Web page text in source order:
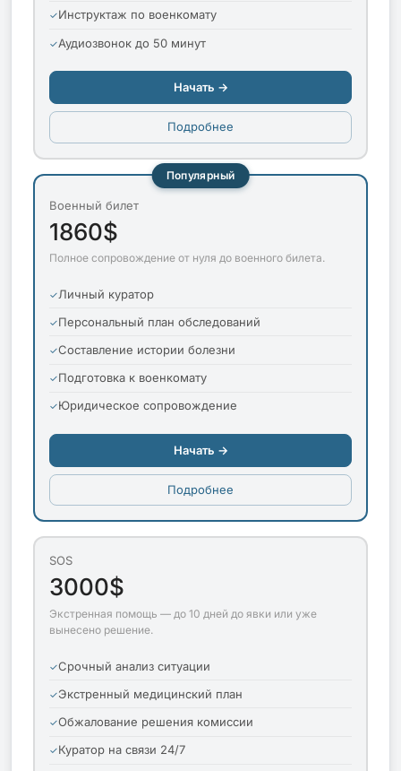
Инструктаж по военкомату
Аудиозвонок до 50 минут
Начать →
Подробнее
Популярный
Военный билет
1860$
Полное сопровождение от нуля до военного билета.
Личный куратор
Персональный план обследований
Составление истории болезни
Подготовка к военкомату
Юридическое сопровождение
Начать →
Подробнее
SOS
3000$
Экстренная помощь — до 10 дней до явки или уже
вынесено решение.
Срочный анализ ситуации
Экстренный медицинский план
Обжалование решения комиссии
Куратор на связи 24/7